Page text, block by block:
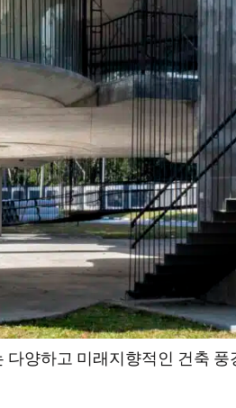
양하고 미래지향적인 건축